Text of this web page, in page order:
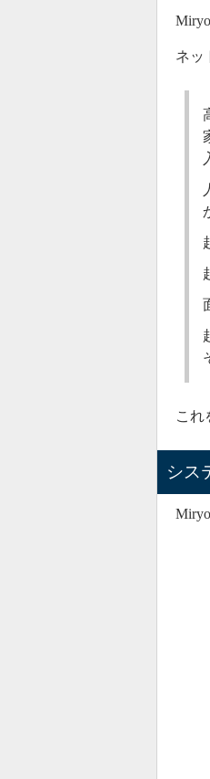
ネッ
これ
シス